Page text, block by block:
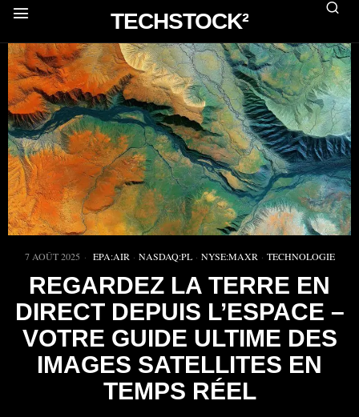
TECHSTOCK²
7 AOÛT 2025 EPA:AIR · NASDAQ:PL · NYSE:MAXR · TECHNOLOGIE
REGARDEZ LA TERRE EN
DIRECT DEPUIS L’ESPACE –
VOTRE GUIDE ULTIME DES
IMAGES SATELLITES EN
TEMPS RÉEL